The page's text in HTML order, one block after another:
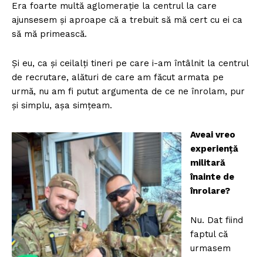
Era foarte multă aglomerație la centrul la care
ajunsesem și aproape că a trebuit să mă cert cu ei ca
să mă primească.
Și eu, ca și ceilalți tineri pe care i-am întâlnit la centrul
de recrutare, alături de care am făcut armata pe
urmă, nu am fi putut argumenta de ce ne înrolam, pur
și simplu, așa simțeam.
Aveai vreo
experiență
militară
înainte de
înrolare?
Nu. Dat fiind
faptul că
urmasem